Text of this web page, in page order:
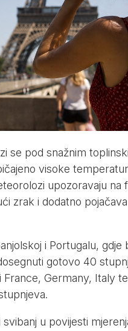
se pod snažnim
visoke
upozoravaju na
zrak i dodatno
i Portugalu, gdje
gotovo 40
Germany, Italy
svibanj u povijesti